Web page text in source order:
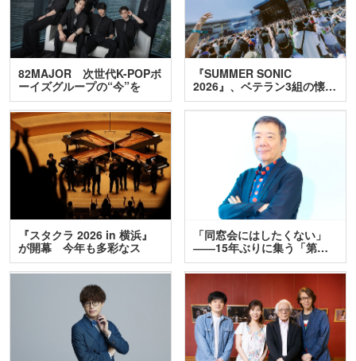
82MAJOR 次世代K-POPボ
ーイズグループの“今”を
訊…
『SUMMER SONIC
2026』、ベテラン3組の懐…
『スタクラ 2026 in 横浜』
が開幕 今年も多彩なス
テ…
「同窓会にはしたくない」
――15年ぶりに集う「第…